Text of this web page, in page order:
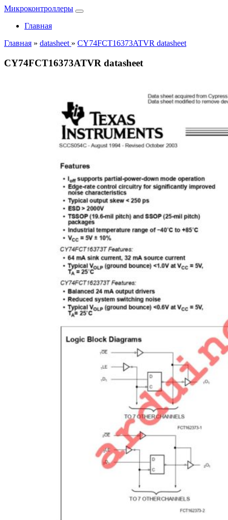
Микроконтроллеры
Главная
Главная » datasheet » CY74FCT16373ATVR datasheet
CY74FCT16373ATVR datasheet